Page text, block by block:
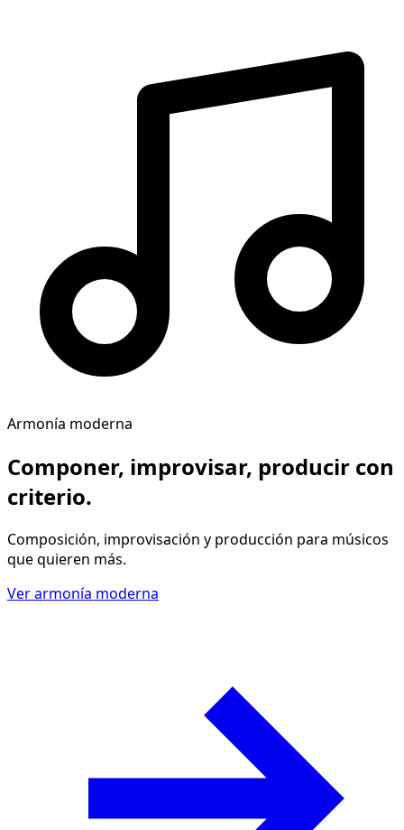
Armonía moderna
Componer, improvisar, producir con
criterio.
Composición, improvisación y producción para músicos
que quieren más.
Ver armonía moderna